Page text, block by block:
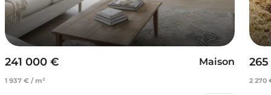
241 000 €
1 937 € / m²
Maison
2 270